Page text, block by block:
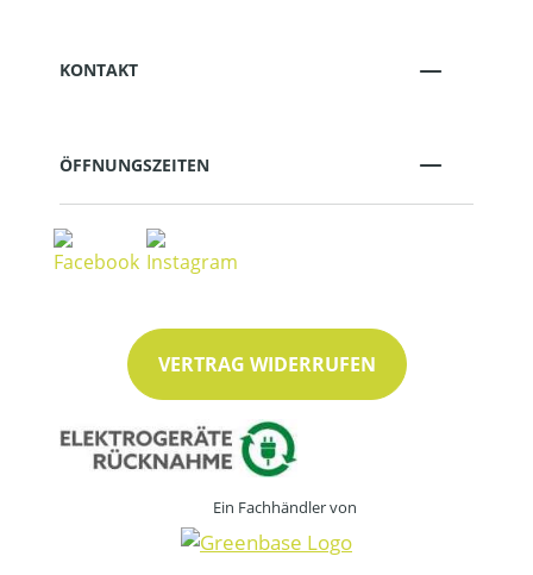
KONTAKT
ÖFFNUNGSZEITEN
VERTRAG WIDERRUFEN
Ein Fachhändler von